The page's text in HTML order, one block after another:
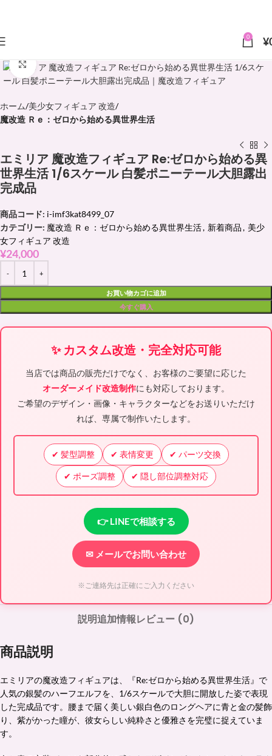
0 ¥
クリックで拡大
ホーム 美少女フィギュア 改造
魔改造 Ｒｅ：ゼロから始める異世界生活
エミリア 魔改造フィギュア Re:ゼロから始める異
世界生活 1/6スケール 白髪ポニーテール大胆露出
完成品
商品コード: i-imf3kat8499_07
カテゴリー: 魔改造 Ｒｅ：ゼロから始める異世界生活, 新着商品, 美少
女フィギュア 改造
¥24,000
お買い物カゴに追加
今すぐ購入
✨ カスタム改造・完全対応可能
当店では商品の販売だけでなく、お客様のご要望に応じた
オーダーメイド改造制作にも対応しております。
ご希望のデザイン・画像・キャラクターなどをお送りいただけ
れば、専属で制作いたします。
✔ 髪型調整 ✔ 表情変更 ✔ パーツ交換
✔ ポーズ調整 ✔ 隠し部位調整対応
👉 LINEで相談する
✉ メールでお問い合わせ
※ご連絡先は正確にご入力ください
説明追加情報レビュー (0)
商品説明
エミリアの魔改造フィギュアは、『Re:ゼロから始める異世界生活』で
人気の銀髪のハーフエルフを、1/6スケールで大胆に開放した姿で表現
した完成品です。腰まで届く美しい銀白色のロングヘアに青と金の髪飾
り、紫がかった瞳が、彼女らしい純粋さと優雅さを完璧に捉えていま
す。